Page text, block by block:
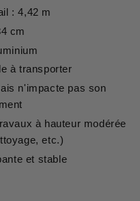
: 4,42 m
cm
à transporter
n'impacte pas son
à hauteur modérée
etc.)
et stable